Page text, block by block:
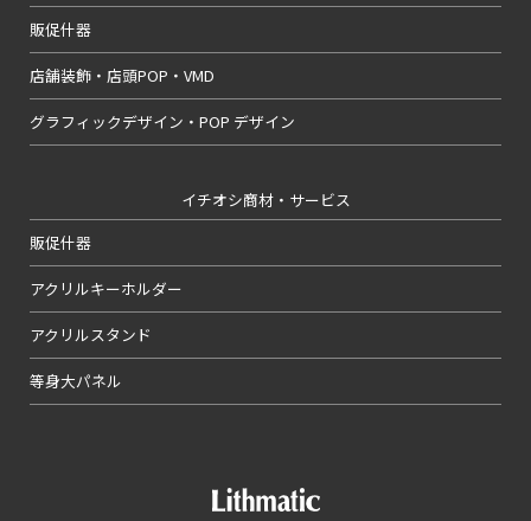
販促什器
店舗装飾・店頭POP・VMD
グラフィックデザイン・POP デザイン
イチオシ商材・サービス
販促什器
アクリルキーホルダー
アクリルスタンド
等身大パネル